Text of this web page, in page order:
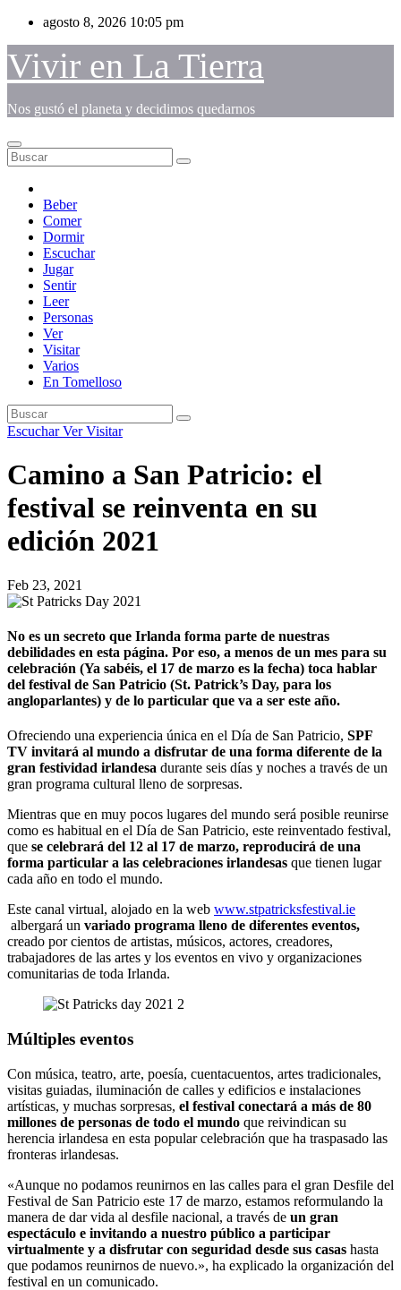
Saltar
contenido
agosto 8, 2026 10:05 pm
Vivir en La Tierra
Nos gustó el planeta y decidimos quedarnos
Beber
Comer
Dormir
Escuchar
Jugar
Sentir
Leer
Personas
Ver
Visitar
Varios
En Tomelloso
EscucharVerVisitar
Camino a San Patricio: el
festival se reinventa en su
edición 2021
Feb 23, 2021
No es un secreto que Irlanda forma parte de nuestras
debilidades en esta página. Por eso, a menos de un mes para su
celebración (Ya sabéis, el 17 de marzo es la fecha) toca hablar
del festival de San Patricio (St. Patrick’s Day, para los
angloparlantes) y de lo particular que va a ser este año.
Ofreciendo una experiencia única en el Día de San Patricio, SPF
TV invitará al mundo a disfrutar de una forma diferente de la
gran festividad irlandesa durante seis días y noches a través de un
gran programa cultural lleno de sorpresas.
Mientras que en muy pocos lugares del mundo será posible reunirse
como es habitual en el Día de San Patricio, este reinventado festival,
que se celebrará del 12 al 17 de marzo, reproducirá de una
forma particular a las celebraciones irlandesas que tienen lugar
cada año en todo el mundo.
Este canal virtual, alojado en la web www.stpatricksfestival.ie
albergará un variado programa lleno de diferentes eventos,
creado por cientos de artistas, músicos, actores, creadores,
trabajadores de las artes y los eventos en vivo y organizaciones
comunitarias de toda Irlanda.
Múltiples eventos
Con música, teatro, arte, poesía, cuentacuentos, artes tradicionales,
visitas guiadas, iluminación de calles y edificios e instalaciones
artísticas, y muchas sorpresas, el festival conectará a más de 80
millones de personas de todo el mundo que reivindican su
herencia irlandesa en esta popular celebración que ha traspasado las
fronteras irlandesas.
«Aunque no podamos reunirnos en las calles para el gran Desfile del
Festival de San Patricio este 17 de marzo, estamos reformulando la
manera de dar vida al desfile nacional, a través de un gran
espectáculo e invitando a nuestro público a participar
virtualmente y a disfrutar con seguridad desde sus casas hasta
que podamos reunirnos de nuevo.», ha explicado la organización del
festival en un comunicado.